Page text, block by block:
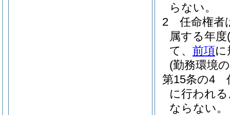
らない。
2
任命権者
属する年度
て、 前項
(勤務環境
第15条の4
に行われ
ならない。